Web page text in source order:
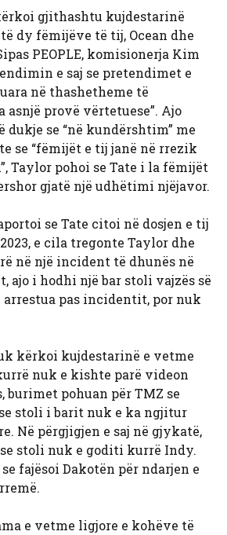
gjithashtu kujdestarinë
dy fëmijëve të tij, Ocean dhe
PEOPLE, komisionerja Kim
e saj se pretendimet e
në thashetheme të
asnjë provë vërtetuese”. Ajo
se “në kundërshtim” me
se “fëmijët e tij janë në rrezik
Taylor pohoi se Tate i la fëmijët
gjatë një udhëtimi njëjavor.
se Tate citoi në dosjen e tij
e cila tregonte Taylor dhe
në një incident të dhunës në
ajo i hodhi një bar stoli vajzës së
arrestua pas incidentit, por nuk
kërkoi kujdestarinë e vetme
nuk e kishte parë videon
burimet pohuan për TMZ se
stoli i barit nuk e ka ngjitur
Në përgjigjen e saj në gjykatë,
stoli nuk e goditi kurrë Indy.
fajësoi Dakotën për ndarjen e
e vetme ligjore e kohëve të